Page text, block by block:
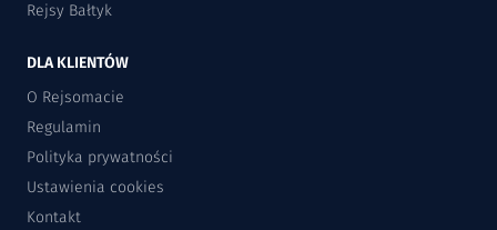
Rejsy Bałtyk
DLA KLIENTÓW
O Rejsomacie
Regulamin
Polityka prywatności
Ustawienia cookies
Kontakt